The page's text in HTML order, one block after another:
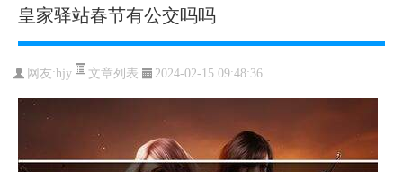
皇家驿站春节有公交吗吗
网友:hjy 文章列表 2024-02-15 09:48:36